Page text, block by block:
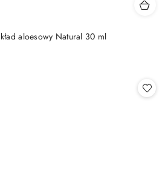
aloesowy Natural 30 ml